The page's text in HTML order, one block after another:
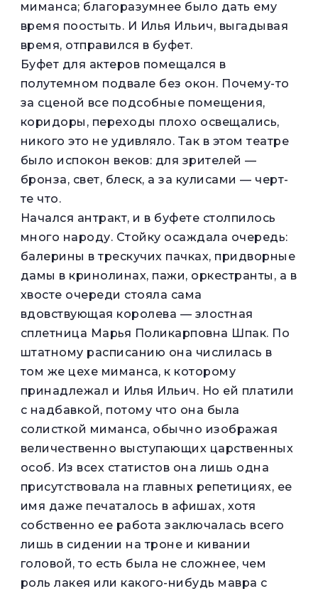
миманса; благоразумнее было дать ему
время поостыть. И Илья Ильич, выгадывая
время, отправился в буфет.
Буфет для актеров помещался в
полутемном подвале без окон. Почему-то
за сценой все подсобные помещения,
коридоры, переходы плохо освещались,
никого это не удивляло. Так в этом театре
было испокон веков: для зрителей —
бронза, свет, блеск, а за кулисами — черт-
те что.
Начался антракт, и в буфете столпилось
много народу. Стойку осаждала очередь:
балерины в трескучих пачках, придворные
дамы в кринолинах, пажи, оркестранты, а в
хвосте очереди стояла сама
вдовствующая королева — злостная
сплетница Марья Поликарповна Шпак. По
штатному расписанию она числилась в
том же цехе миманса, к которому
принадлежал и Илья Ильич. Но ей платили
с надбавкой, потому что она была
солисткой миманса, обычно изображая
величественно выступающих царственных
особ. Из всех статистов она лишь одна
присутствовала на главных репетициях, ее
имя даже печаталось в афишах, хотя
собственно ее работа заключалась всего
лишь в сидении на троне и кивании
головой, то есть была не сложнее, чем
роль лакея или какого-нибудь мавра с